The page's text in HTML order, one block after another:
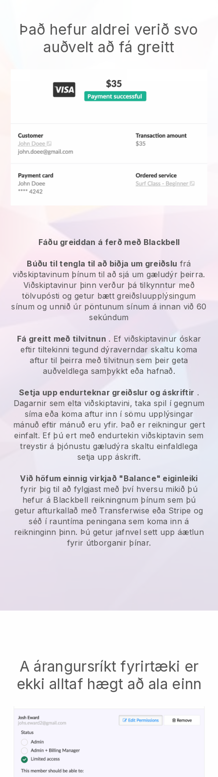
Það hefur aldrei verið svo
auðvelt að fá greitt
Fáðu greiddan á ferð með Blackbell
Búðu til tengla til að biðja um greiðslu frá
viðskiptavinum þínum til að sjá um gæludýr þeirra.
Viðskiptavinur þinn verður þá tilkynntur með
tölvupósti og getur bætt greiðsluupplýsingum
sínum og unnið úr pöntunum sínum á innan við 60
sekúndum
Fá greitt með tilvitnun . Ef viðskiptavinur óskar
eftir tiltekinni tegund dýraverndar skaltu koma
aftur til þeirra með tilvitnun sem þeir geta
auðveldlega samþykkt eða hafnað.
Setja upp endurteknar greiðslur og áskriftir .
Dagarnir sem elta viðskiptavini, taka spil í gegnum
síma eða koma aftur inn í sömu upplýsingar
mánuð eftir mánuð eru yfir. Það er reikningur gert
einfalt. Ef þú ert með endurtekin viðskiptavin sem
treystir á þjónustu gæludýra skaltu einfaldlega
setja upp áskrift.
Við höfum einnig virkjað "Balance" eiginleiki
fyrir þig til að fylgjast með því hversu mikið þú
hefur á Blackbell reikningnum þínum sem þú
getur afturkallað með Transferwise eða Stripe og
séð í rauntíma peningana sem koma inn á
reikninginn þinn. Þú getur jafnvel sett upp áætlun
fyrir útborganir þínar.
A árangursríkt fyrirtæki er
ekki alltaf hægt að ala einn